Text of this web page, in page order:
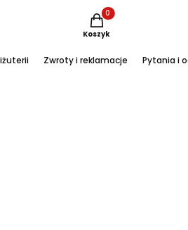
Produkty w koszyku:
Koszyk
Zwroty i reklamacje Pytania i